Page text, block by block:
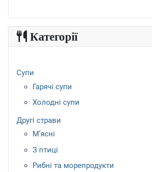
Категорії
Супи
Гарячі супи
Холодні супи
Другі страви
М’ясні
З птиці
Рибні та морепродукти